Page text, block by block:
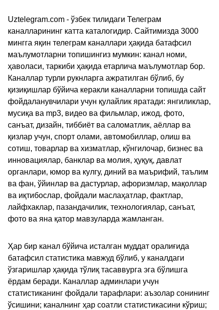
Uztelegram.com - ўзбек тилидаги Телеграм
каналларининг катта каталогидир. Сайтимизда 3000
мингга яқин телеграм каналлари ҳақида батафсил
маълумотларни топишингиз мумкин: канал номи,
ҳаволаси, таркиби ҳақида етарлича маълумотлар бор.
Каналлар турли рукнларга ажратилган бўлиб, бу
қизиқишлар бўйича керакли каналларни топишда сайт
фойдаланувчилари учун қулайлик яратади: янгиликлар,
мусиқа ва mp3, видео ва фильмлар, ижод, фото,
санъат, дизайн, тиббиёт ва саломатлик, аёллар ва
қизлар учун, спорт олами, автомобиллар, олиш ва
сотиш, товарлар ва хизматлар, кўнгилочар, бизнес ва
инновациялар, банклар ва молия, ҳуқуқ, давлат
органлари, юмор ва кулгу, диний ва маърифий, таълим
ва фан, ўйинлар ва дастурлар, афоризмлар, мақоллар
ва иқтибослар, фойдали маслаҳатлар, фактлар,
лайфхаклар, пазандачилик, технологиялар, санъат,
фото ва яна қатор мавзуларда жамланган.
Ҳар бир канал бўйича исталган муддат оралиғида
батафсил статистика мавжуд бўлиб, у каналдаги
ўзгаришлар ҳақида тўлиқ тасаввурга эга бўлишга
ёрдам беради. Каналлар админлари учун
статистиканинг фойдали тарафлари: аъзолар сонининг
ўсишини; каналнинг ҳар соатли статистикасини кўриш;